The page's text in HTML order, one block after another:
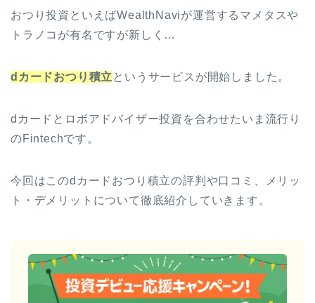
おつり投資といえばWealthNaviが運営するマメタスや
トラノコが有名ですが新しく…
dカードおつり積立 というサービスが開始しました。
dカードとロボアドバイザー投資を合わせたいま流行り
のFintechです。
今回はこのdカードおつり積立の評判や口コミ、メリッ
ト・デメリットについて徹底紹介していきます。